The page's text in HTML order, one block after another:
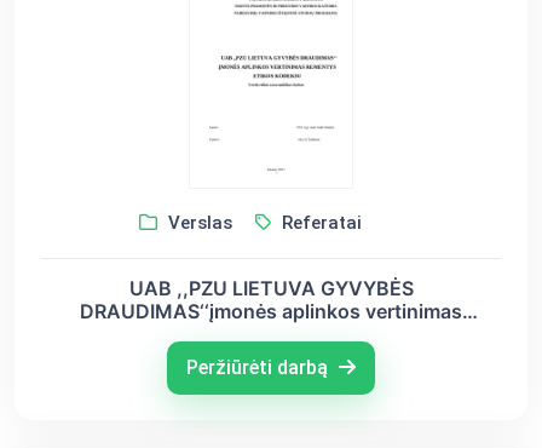
Verslas Referatai
UAB ,,PZU LIETUVA GYVYBĖS
DRAUDIMAS‘‘įmonės aplinkos vertinimas
Peržiūrėti darbą